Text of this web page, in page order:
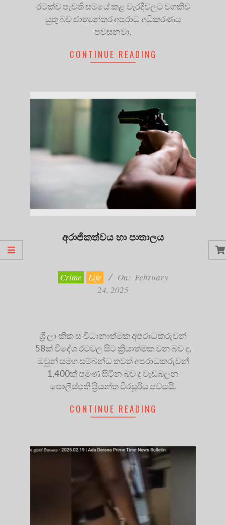
රටක්ව පැවති සමයේ කළ වැරදිවලට වගකිව
යුතු බව ජාත්‍යන්තර අපරාධ අධිකරණය
පවසනවා.
CONTINUE READING
අරාජිකත්වය හා පාතාලය
Crime Life On: February
24, 2025
ශ්‍රී ලාංකික සංවිධානාත්මක අපරාධකරුවන්
58ක් විදේශ රටවල සිට ක්‍රියාත්මක වන බව ද,
ඔවුන් සමග සම්බන්ධ තවත් අපරාධකරුවන්
1,400ක් පමණ සිටින බව ද වැඩබලන
පොලිස්පති ප්‍රියන්ත වීරසූරිය පවසයි.
CONTINUE READING